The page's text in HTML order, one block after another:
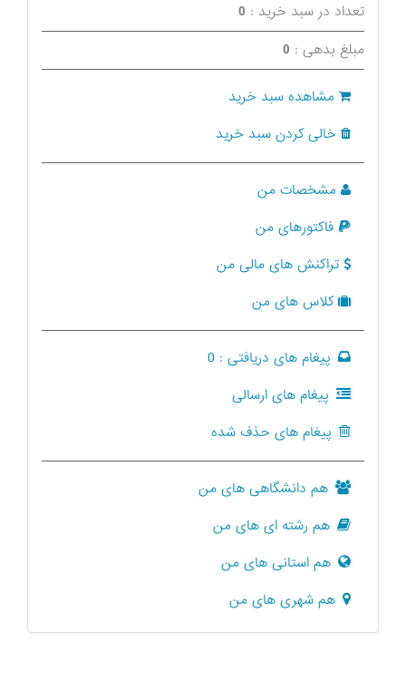
تعداد در سبد خرید : 0
مبلغ بدهی : 0
مشاهده سبد خرید
خالی کردن سبد خرید
مشخصات من
فاکتورهای من
تراکنش های مالی من
کلاس های من
پیغام های دریافتی : 0
پیغام های ارسالی
پیغام های حذف شده
هم دانشگاهی های من
هم رشته ای های من
هم استانی های من
هم شهری های من